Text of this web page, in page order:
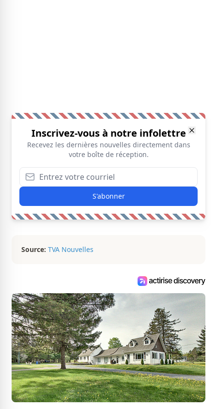
Inscrivez-vous à notre infolettre
Recevez les dernières nouvelles directement dans
votre boîte de réception.
S'abonner
Source: TVA Nouvelles